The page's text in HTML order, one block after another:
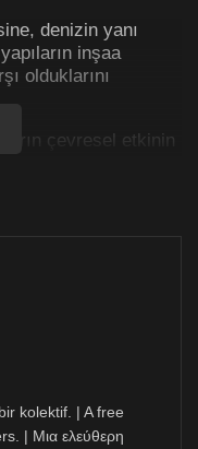
denizin yanı
inşaa
olduklarını
çevresel etkinin
10/25/limassolian
kolektif. | A free
| Μια ελεύθερη